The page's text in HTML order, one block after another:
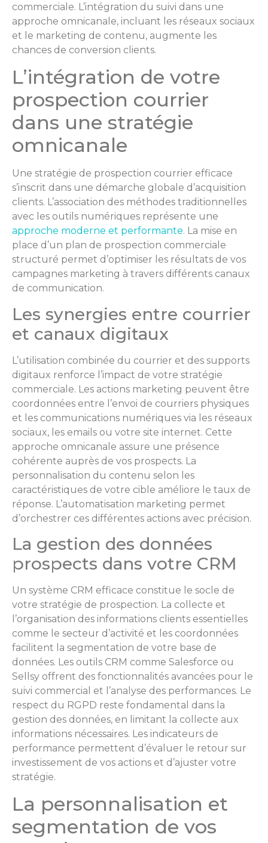
commerciale. L’intégration du suivi dans une
approche omnicanale, incluant les réseaux sociaux
et le marketing de contenu, augmente les
chances de conversion clients.
L’intégration de votre
prospection courrier
dans une stratégie
omnicanale
Une stratégie de prospection courrier efficace
s’inscrit dans une démarche globale d’acquisition
clients. L’association des méthodes traditionnelles
avec les outils numériques représente une
approche moderne et performante. La mise en
place d’un plan de prospection commerciale
structuré permet d’optimiser les résultats de vos
campagnes marketing à travers différents canaux
de communication.
Les synergies entre courrier
et canaux digitaux
L’utilisation combinée du courrier et des supports
digitaux renforce l’impact de votre stratégie
commerciale. Les actions marketing peuvent être
coordonnées entre l’envoi de courriers physiques
et les communications numériques via les réseaux
sociaux, les emails ou votre site internet. Cette
approche omnicanale assure une présence
cohérente auprès de vos prospects. La
personnalisation du contenu selon les
caractéristiques de votre cible améliore le taux de
réponse. L’automatisation marketing permet
d’orchestrer ces différentes actions avec précision.
La gestion des données
prospects dans votre CRM
Un système CRM efficace constitue le socle de
votre stratégie de prospection. La collecte et
l’organisation des informations clients essentielles
comme le secteur d’activité et les coordonnées
facilitent la segmentation de votre base de
données. Les outils CRM comme Salesforce ou
Sellsy offrent des fonctionnalités avancées pour le
suivi commercial et l’analyse des performances. Le
respect du RGPD reste fondamental dans la
gestion des données, en limitant la collecte aux
informations nécessaires. Les indicateurs de
performance permettent d’évaluer le retour sur
investissement de vos actions et d’ajuster votre
stratégie.
La personnalisation et
segmentation de vos